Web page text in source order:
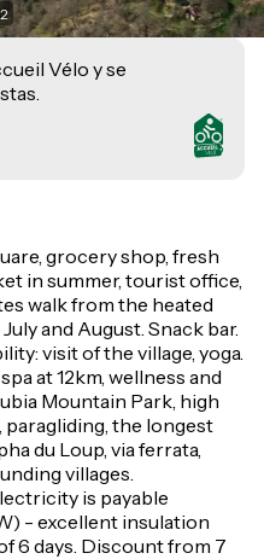
Vélo y se
grocery shop, fresh
in summer, tourist office,
walk from the heated
and August. Snack bar.
visit of the village, yoga.
at 12km, wellness and
Mountain Park, high
paragliding, the longest
du Loup, via ferrata,
villages.
electricity is payable
- excellent insulation
6 days. Discount from 7